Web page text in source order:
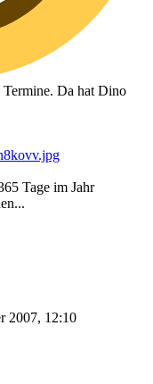
Da hat Dino
Tage im Jahr
2007, 12:10